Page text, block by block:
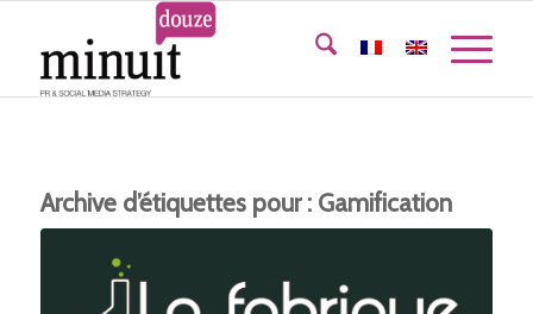
Archive d’étiquettes pour : Gamification